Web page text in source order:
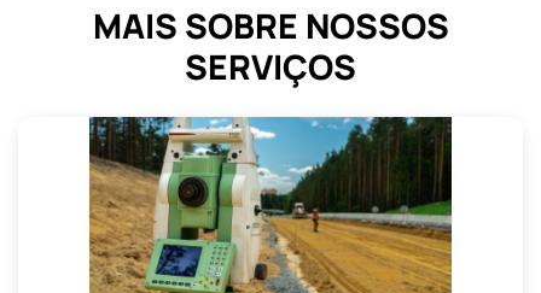
MAIS SOBRE NOSSOS
SERVIÇOS